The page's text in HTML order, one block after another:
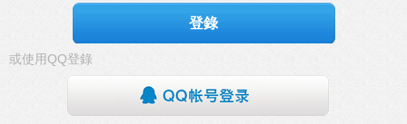
登錄
或使用QQ登錄